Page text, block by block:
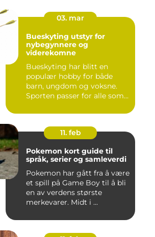
03. mar
Bueskyting utstyr for
nybegynnere og
viderekomne
Bueskyting har blitt en
populær hobby for både
barn, ungdom og voksne.
Sporten passer for alle som
11. feb
Pokemon kort guide til
språk, serier og samleverdi
Pokemon har gått fra å være
et spill på Game Boy til å bli
en av verdens største
merkevarer. Midt i ...